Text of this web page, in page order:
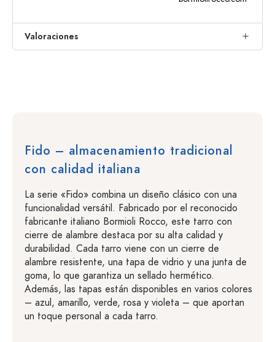
Valoraciones
Fido – almacenamiento tradicional
con calidad italiana
La serie «Fido» combina un diseño clásico con una
funcionalidad versátil. Fabricado por el reconocido
fabricante italiano Bormioli Rocco, este tarro con
cierre de alambre destaca por su alta calidad y
durabilidad. Cada tarro viene con un cierre de
alambre resistente, una tapa de vidrio y una junta de
goma, lo que garantiza un sellado hermético.
Además, las tapas están disponibles en varios colores
– azul, amarillo, verde, rosa y violeta – que aportan
un toque personal a cada tarro.